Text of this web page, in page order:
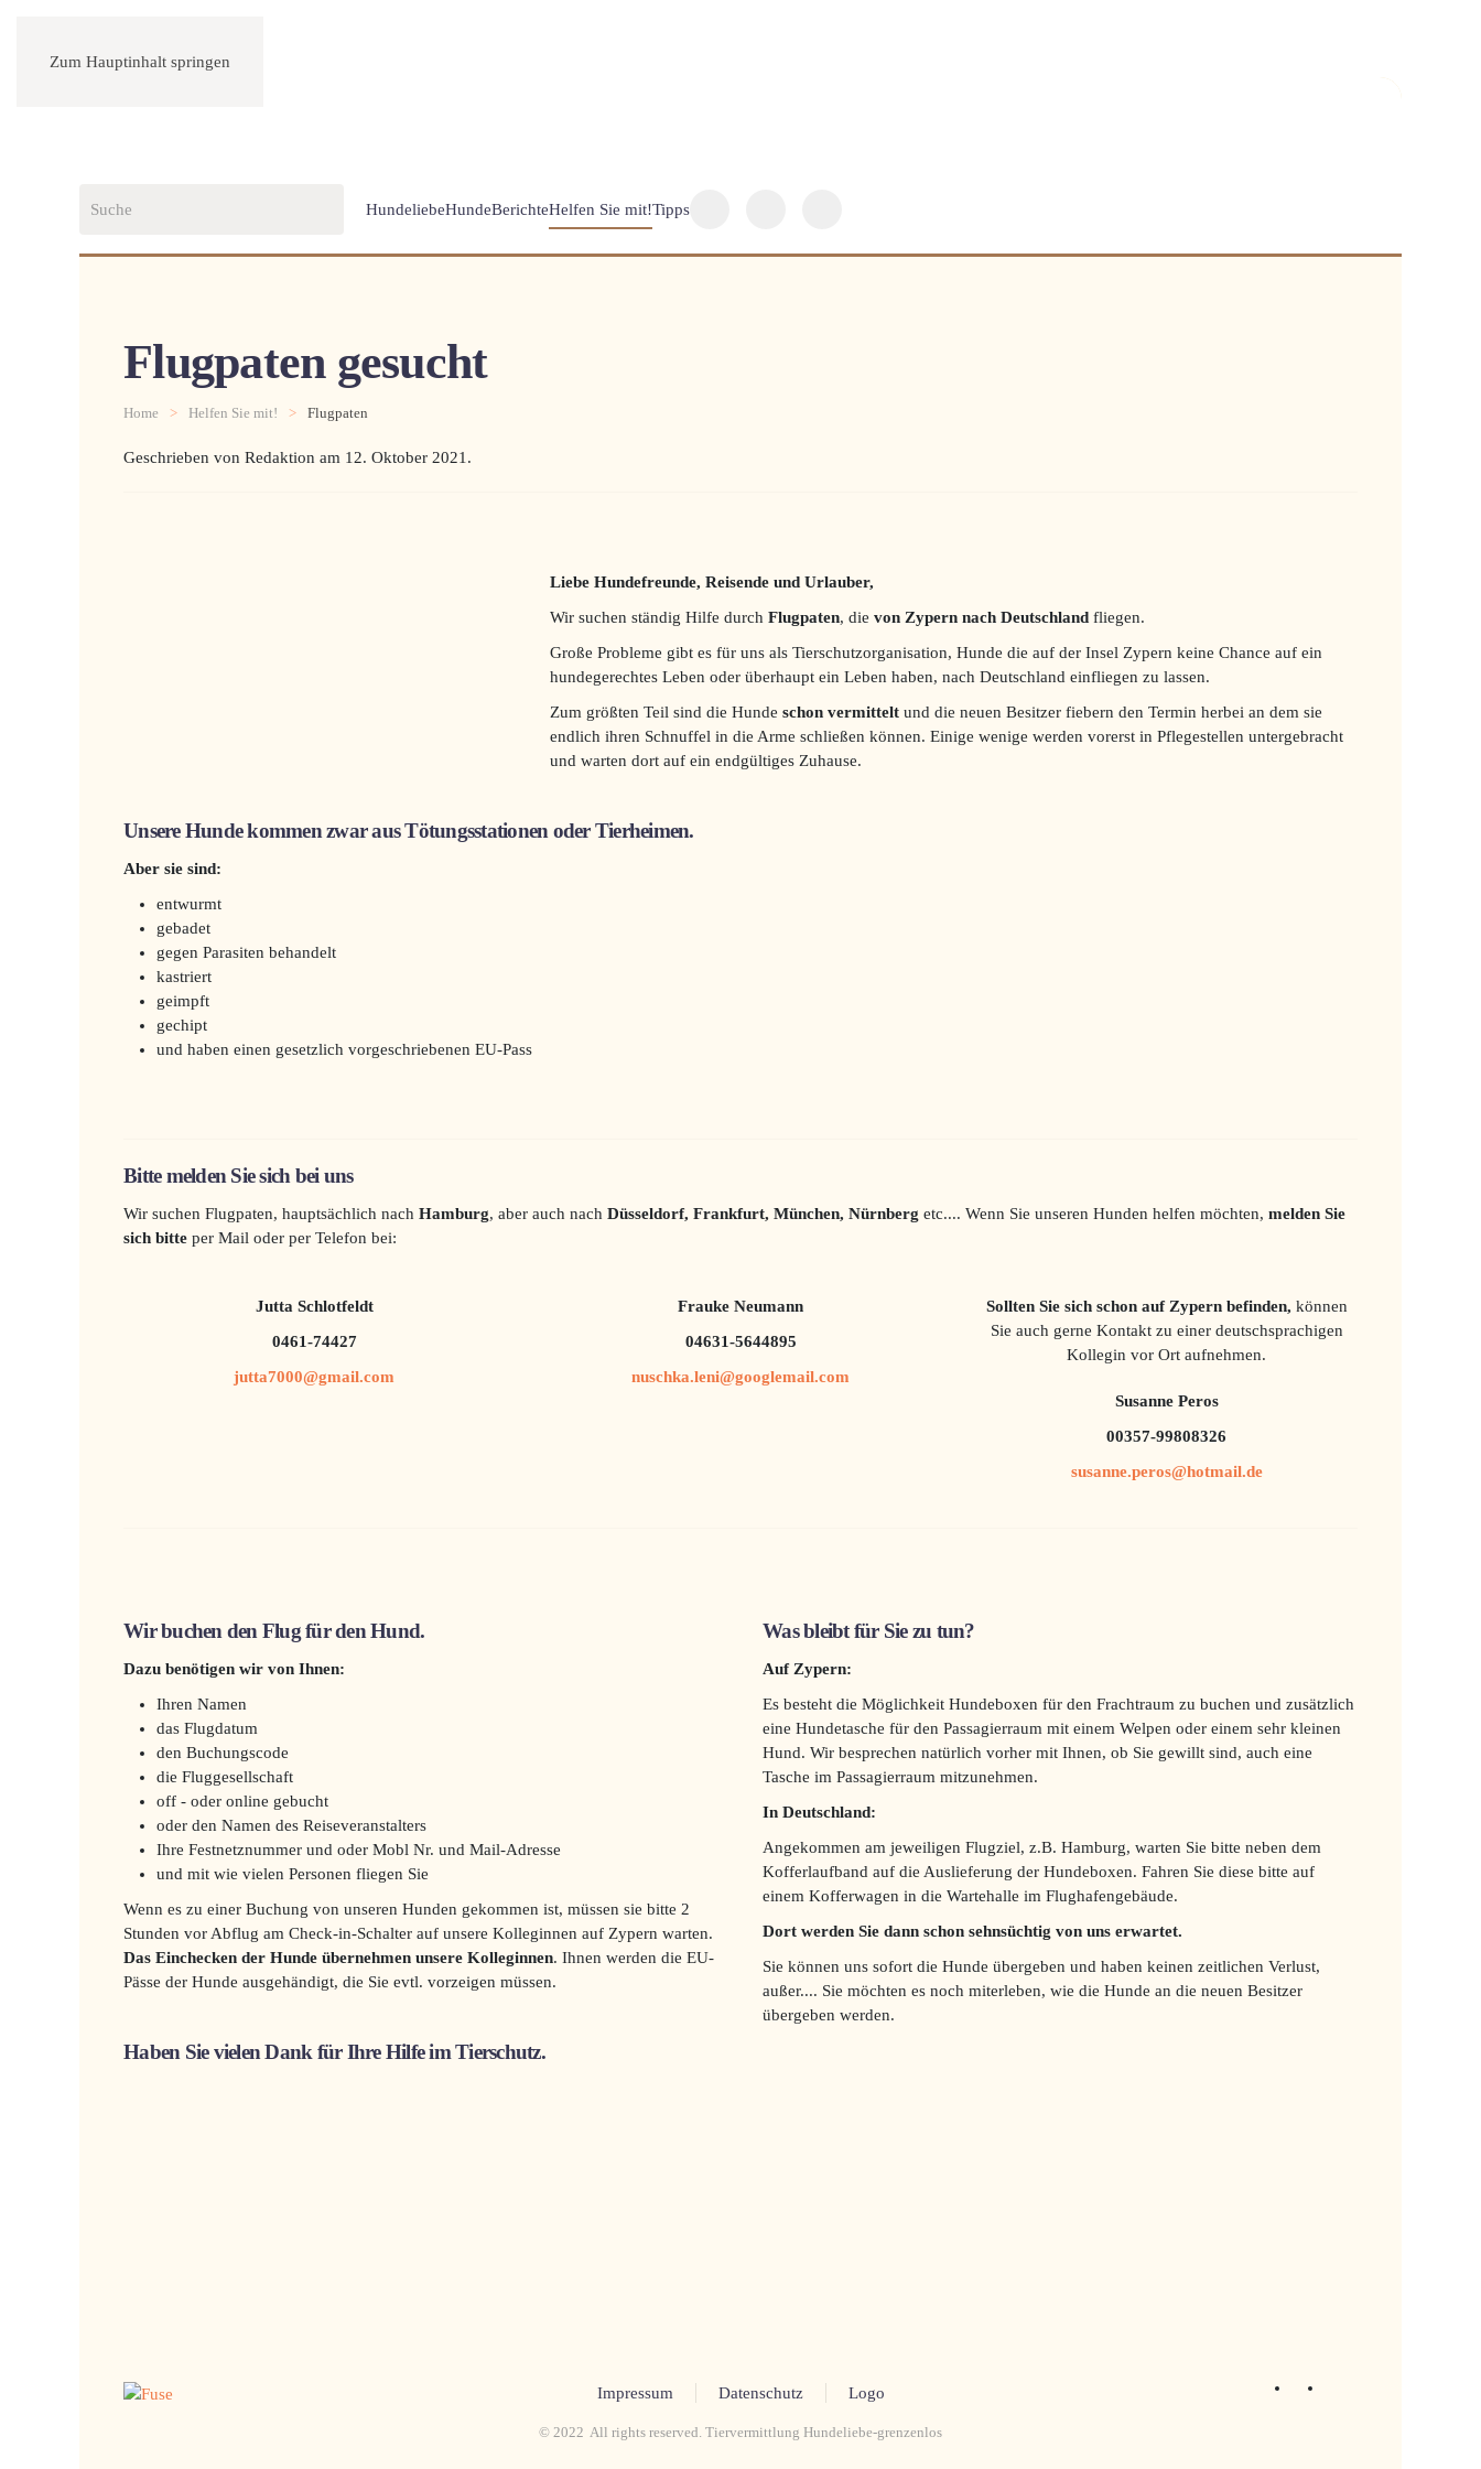
Zum Hauptinhalt springen
HundeliebeHundeBerichteHelfen Sie mit!Tipps
Flugpaten gesucht
Home Helfen Sie mit! Flugpaten
Geschrieben von Redaktion am 12. Oktober 2021 .
Liebe Hundefreunde, Reisende und Urlauber,
Wir suchen ständig Hilfe durch Flugpaten, die von Zypern nach Deutschlandfliegen.
Große Probleme gibt es für uns als Tierschutzorganisation, Hunde die auf der Insel Zypern keine Chance auf ein
hundegerechtes Leben oder überhaupt ein Leben haben, nach Deutschland einfliegen zu lassen.
Zum größten Teil sind die Hunde schon vermitteltund die neuen Besitzer fiebern den Termin herbei an dem sie
endlich ihren Schnuffel in die Arme schließen können. Einige wenige werden vorerst in Pflegestellen untergebracht
und warten dort auf ein endgültiges Zuhause.
Unsere Hunde kommen zwar aus Tötungsstationen oder Tierheimen.
Aber sie sind:
entwurmt
gebadet
gegen Parasiten behandelt
kastriert
geimpft
gechipt
und haben einen gesetzlich vorgeschriebenen EU-Pass
Bitte melden Sie sich bei uns
Wir suchen Flugpaten, hauptsächlich nach Hamburg, aber auch nach Düsseldorf, Frankfurt, München, Nürnberg etc.... Wenn Sie unseren Hunden helfen möchten, melden Sie
sich bitte per Mail oder per Telefon bei:
Jutta Schlotfeldt
0461-74427
jutta7000@gmail.com
Frauke Neumann
04631-5644895
nuschka.leni@googlemail.com
Sollten Sie sich schon auf Zypern befinden, können
Sie auch gerne Kontakt zu einer deutschsprachigen
Kollegin vor Ort aufnehmen.
Susanne Peros
00357-99808326
susanne.peros@hotmail.de
Wir buchen den Flug für den Hund.
Dazu benötigen wir von Ihnen:
Ihren Namen
das Flugdatum
den Buchungscode
die Fluggesellschaft
off - oder online gebucht
oder den Namen des Reiseveranstalters
Ihre Festnetznummer und oder Mobl Nr. und Mail-Adresse
und mit wie vielen Personen fliegen Sie
Wenn es zu einer Buchung von unseren Hunden gekommen ist, müssen sie bitte 2
Stunden vor Abflug am Check-in-Schalter auf unsere Kolleginnen auf Zypern warten.
Das Einchecken der Hunde übernehmen unsere Kolleginnen. Ihnen werden die EU-
Pässe der Hunde ausgehändigt, die Sie evtl. vorzeigen müssen.
Haben Sie vielen Dank für Ihre Hilfe im Tierschutz.
Was bleibt für Sie zu tun?
Auf Zypern:
Es besteht die Möglichkeit Hundeboxen für den Frachtraum zu buchen und zusätzlich
eine Hundetasche für den Passagierraum mit einem Welpen oder einem sehr kleinen
Hund. Wir besprechen natürlich vorher mit Ihnen, ob Sie gewillt sind, auch eine
Tasche im Passagierraum mitzunehmen.
In Deutschland:
Angekommen am jeweiligen Flugziel, z.B. Hamburg, warten Sie bitte neben dem
Kofferlaufband auf die Auslieferung der Hundeboxen. Fahren Sie diese bitte auf
einem Kofferwagen in die Wartehalle im Flughafengebäude.
Dort werden Sie dann schon sehnsüchtig von uns erwartet.
Sie können uns sofort die Hunde übergeben und haben keinen zeitlichen Verlust,
außer.... Sie möchten es noch miterleben, wie die Hunde an die neuen Besitzer
übergeben werden.
Impressum Datenschutz Logo
© 2022 All rights reserved. Tiervermittlung Hundeliebe-grenzenlos